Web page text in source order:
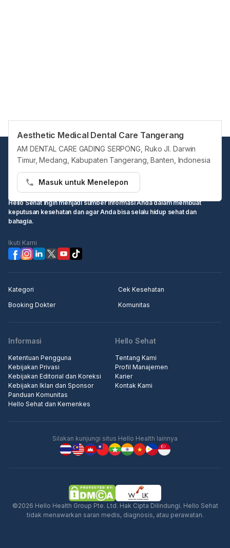
Aesthetic Medical Dental Care Tangerang
AM DENTAL CARE GADING SERPONG, Ruko Jl. Darwin
Timur, Medang, Kabupaten Tangerang, Banten, Indonesia
Masuk untuk Menelepon
Hello Sehat ingin menjadi sumber informasi Anda dalam membuat
keputusan kesehatan dan agar Anda bisa selalu hidup sehat dan
bahagia.
Ikuti Kami
Kategori
Cek Kesehatan
Booking Dokter
Komunitas
Informasi
Ketentuan Pengguna
Kebijakan Privasi
Kebijakan Editorial dan Koreksi
Kebijakan Iklan dan Sponsor
Panduan Komunitas
Hello Sehat dan Kemenkes
Hello Sehat
Tentang Kami
Profil Manajemen
Karier
Kontak Kami
Silakan kunjungi situs Hello Health lainnya
©2026 Hello Health Group Pte. Ltd. Hak Cipta Dilindungi. Hello Sehat
tidak menawarkan saran medis, diagnosis, atau perawatan.